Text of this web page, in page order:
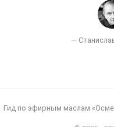
Гид по эфирным маслам